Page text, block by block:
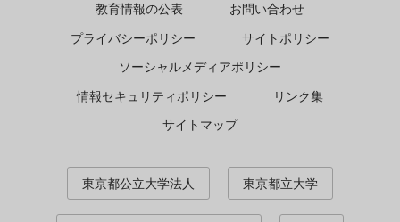
教育情報の公表
お問い合わせ
プライバシーポリシー
サイトポリシー
ソーシャルメディアポリシー
情報セキュリティポリシー
リンク集
サイトマップ
東京都公立大学法人 東京都立大学